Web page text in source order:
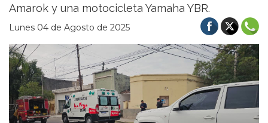
Amarok y una motocicleta Yamaha YBR.
Lunes 04 de Agosto de 2025